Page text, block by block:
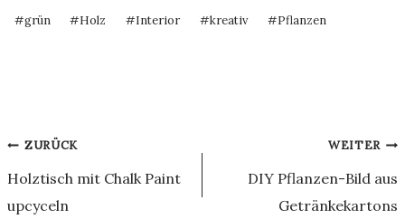
#grün #Holz #Interior #kreativ #Pflanzen
Beitragsnavigation
ZURÜCK
Holztisch mit Chalk Paint
upcyceln
WEITER
DIY Pflanzen-Bild aus
Getränkekartons